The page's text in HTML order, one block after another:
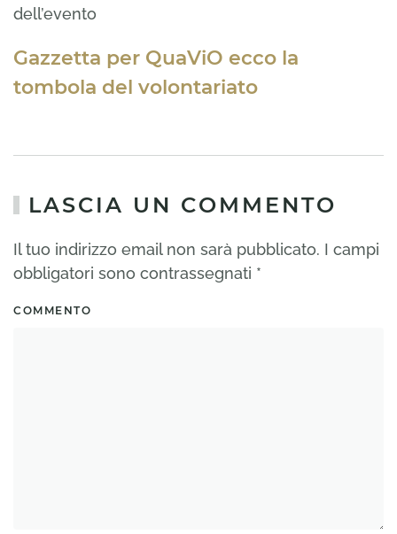
dell’evento
Gazzetta per QuaViO ecco la
tombola del volontariato
LASCIA UN COMMENTO
Il tuo indirizzo email non sarà pubblicato. I campi
obbligatori sono contrassegnati *
COMMENTO